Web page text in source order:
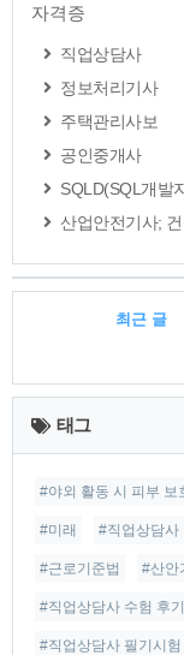
자격증
직업상담사
정보처리기사
주택관리사보
공인중개사
SQLD(SQL개발
산업안전기사;
최근 글
최
근
글
태그
#야외 활동 시 피부 보
#미래 #직업상담사
#근로기준법 #산안
#직업상담사 수험 후기
#직업상담사 필기시험